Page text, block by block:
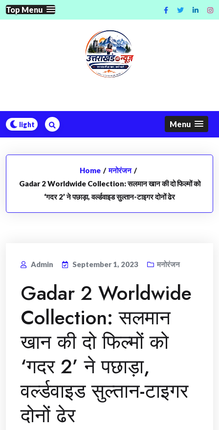
Skip
to
Top Menu
Menu
Home / मनोरंजन /
Gadar 2 Worldwide Collection: सलमान खान की दो फिल्मों को
‘गदर 2’ ने पछाड़ा, वर्ल्डवाइड सुल्तान-टाइगर दोनों ढेर
Admin September 1, 2023 मनोरंजन
Gadar 2 Worldwide
Collection: सलमान
खान की दो फिल्मों को
‘गदर 2’ ने पछाड़ा,
वर्ल्डवाइड सुल्तान-टाइगर
दोनों ढेर